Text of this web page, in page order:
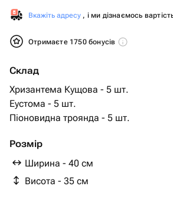
Вкажіть адресу , і ми дізнаємось
Отримаєте 1750 бонусів
Склад
Хризантема Кущова - 5 шт.
Еустома - 5 шт.
Піоновидна троянда - 5 шт.
Розмір
Ширина - 40 см
Висота - 35 см